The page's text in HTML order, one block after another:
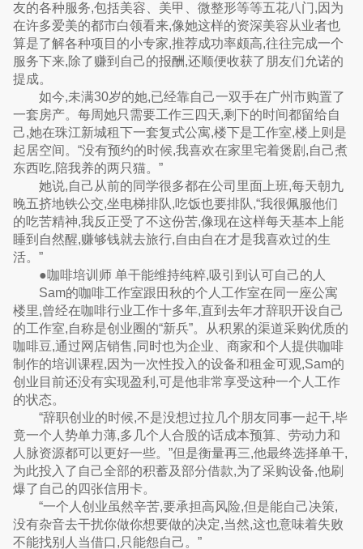
友的各种服务,包括美容、美甲、微整形等等五花八门,因为
在许多爱美的都市白领看来,像她这样的资深美容从业者也
算是了解各种项目的小专家,推荐成功率颇高,往往完成一个
服务下来,除了赚到自己的报酬,还顺便收获了朋友们允诺的
提成。
如今,未满30岁的她,已经靠自己一双手在广州市购置了
一套房产。每周她只需要工作三四天,剩下的时间都留给自
己,她在珠江新城租下一套复式公寓,楼下是工作室,楼上则是
起居空间。“没有预约的时候,我喜欢在家里宅着煲剧,自己煮
东西吃,陪我养的两只猫。”
她说,自己从前的同学很多都在公司里面上班,每天朝九
晚五挤地铁公交,坐电梯排队,吃饭也要排队,“我很佩服他们
的吃苦精神,我反正受了不这份苦,像现在这样每天基本上能
睡到自然醒,赚够钱就去旅行,自由自在才是我喜欢过的生
活。”
●咖啡培训师 单干能维持纯粹,吸引到认可自己的人
Sam的咖啡工作室跟田秋的个人工作室在同一座公寓
楼里,曾经在咖啡行业工作十多年,直到去年才辞职开设自己
的工作室,自称是创业圈的“新兵”。从积累的渠道采购优质的
咖啡豆,通过网店销售,同时也为企业、商家和个人提供咖啡
制作的培训课程,因为一次性投入的设备和租金可观,Sam的
创业目前还没有实现盈利,可是他非常享受这种一个人工作
的状态。
“辞职创业的时候,不是没想过拉几个朋友同事一起干,毕
竟一个人势单力薄,多几个人合股的话成本预算、劳动力和
人脉资源都可以更好一些。”但是衡量再三,他最终选择单干,
为此投入了自己全部的积蓄及部分借款,为了采购设备,他刷
爆了自己的四张信用卡。
“一个人创业虽然辛苦,要承担高风险,但是能自己决策,
没有杂音去干扰你做你想要做的决定,当然,这也意味着失败
不能找别人当借口,只能怨自己。”